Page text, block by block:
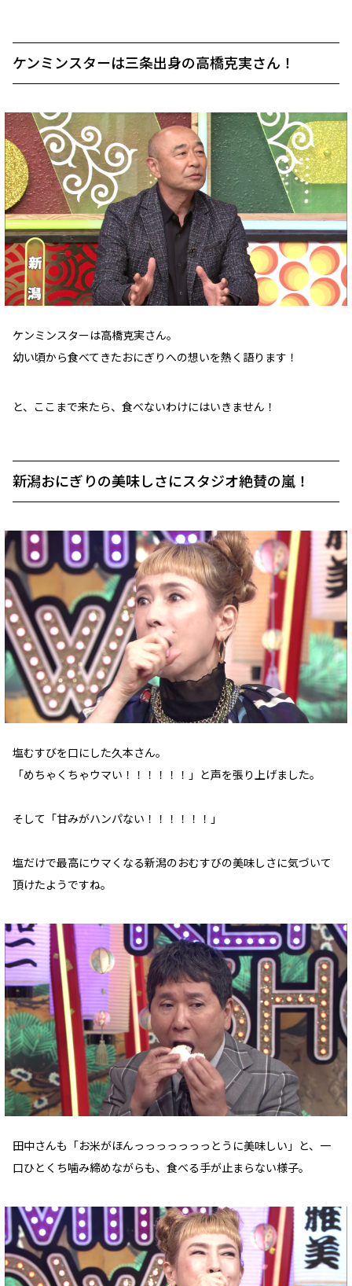
ケンミンスターは三条出身の高橋克実さん！
ケンミンスターは高橋克実さん。
幼い頃から食べてきたおにぎりへの想いを熱く語ります！
と、ここまで来たら、食べないわけにはいきません！
新潟おにぎりの美味しさにスタジオ絶賛の嵐！
塩むすびを口にした久本さん。
「めちゃくちゃウマい！！！！！！」と声を張り上げました。
そして「甘みがハンパない！！！！！！」
塩だけで最高にウマくなる新潟のおむすびの美味しさに気づいて
頂けたようですね。
田中さんも「お米がほんっっっっっっっとうに美味しい」と、一
口ひとくち噛み締めながらも、食べる手が止まらない様子。